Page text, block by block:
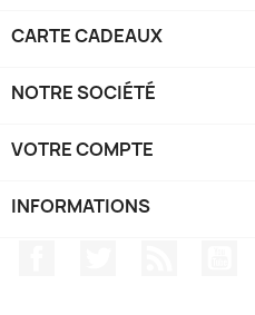
CARTE CADEAUX
NOTRE SOCIÉTÉ
VOTRE COMPTE
INFORMATIONS